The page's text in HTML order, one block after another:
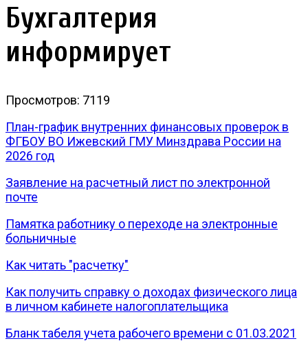
Бухгалтерия
информирует
Просмотров: 7119
План-график внутренних финансовых проверок в
ФГБОУ ВО Ижевский ГМУ Минздрава России на
2026 год
Заявление на расчетный лист по электронной
почте
Памятка работнику о переходе на электронные
больничные
Как читать "расчетку"
Как получить справку о доходах физического лица
в личном кабинете налогоплательщика
Бланк табеля учета рабочего времени с 01.03.2021